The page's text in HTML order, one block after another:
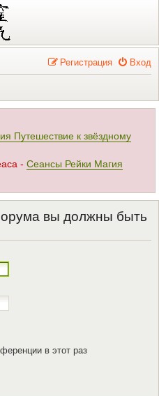
Вход
Регистрация
Путешествие к звёздному
- Сеансы Рейки Магия
вы должны быть
в этот раз